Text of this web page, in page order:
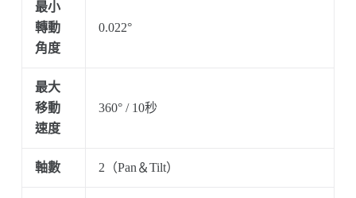
最小
轉動
角度
0.022°
最大
移動
速度
360° / 10秒
軸數 2（Pan＆Tilt）